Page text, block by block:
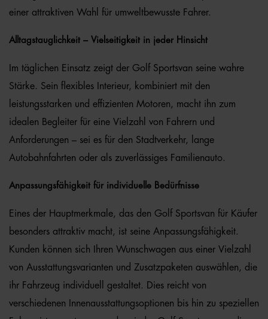
einer attraktiven Wahl für umweltbewusste Fahrer.
Alltagstauglichkeit – Vielseitigkeit in jeder Hinsicht
Im täglichen Einsatz zeigt der Golf Sportsvan seine wahre
Stärke. Sein flexibles Interieur, kombiniert mit den
leistungsstarken und effizienten Motoren, macht ihn zum
idealen Begleiter für eine Vielzahl von Fahrern und
Anforderungen – sei es für den Stadtverkehr, lange
Autobahnfahrten oder als zuverlässiges Familienauto.
Anpassungsfähigkeit für individuelle Bedürfnisse
Eines der Hauptmerkmale, das den Golf Sportsvan für Käufer
besonders attraktiv macht, ist seine Anpassungsfähigkeit.
Kunden können sich Ihren Wunschwagen aus einer Vielzahl
von Ausstattungsvarianten und Zusatzpaketen auswählen, die
ihr Fahrzeug individuell gestaltet. Dies reicht von
verschiedenen Innenausstattungsoptionen bis hin zu speziellen